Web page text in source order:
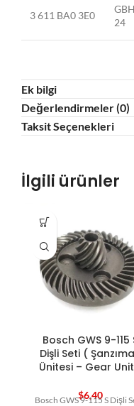
3 611 BA0 3E0
24
Ek bilgi
Değerlendirmeler (0)
Taksit Seçenekleri
İlgili ürünler
Bosch GWS 9-115
Dişli Seti (
Ünitesi – Gear
$6,40
Bosch GWS 9-115 S Dişli